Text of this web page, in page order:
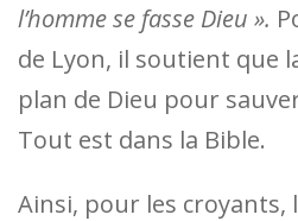
l’homme se fasse Dieu ».
de Lyon, il soutient que
plan de Dieu pour
Tout est dans la Bible.
Ainsi, pour les croyants,